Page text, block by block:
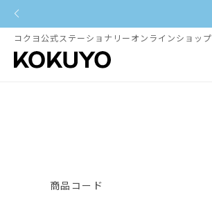
コクヨ公式ステーショナリーオンラインショップ
商品コード